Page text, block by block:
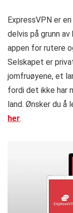
ExpressVPN er
delvis på grunn
appen for rutere
Selskapet er
jomfruøyene, et
fordi det ikke har
land. Ønsker du å
her.